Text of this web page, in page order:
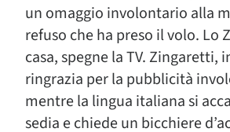
un omaggio involontario alla
refuso che ha preso il volo. Lo
casa, spegne la TV. Zingaretti,
ringrazia per la pubblicità
mentre la lingua italiana si
sedia e chiede un bicchiere